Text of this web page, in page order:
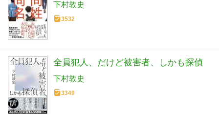
下村敦史
3532
全員犯人、だけど被害者、しかも探偵
下村敦史
3349